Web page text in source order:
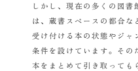
しかし、現在の多くの図書
は、蔵書スペースの都合な
受け付ける本の状態やジャ
条件を設けています。その
本をまとめて引き取っても